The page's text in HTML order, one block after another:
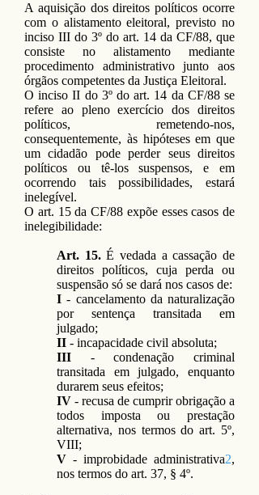
A aquisição dos direitos políticos ocorre
com o alistamento eleitoral, previsto no
inciso III do 3º do art. 14 da CF/88, que
consiste no alistamento mediante
procedimento administrativo junto aos
órgãos competentes da Justiça Eleitoral.
O inciso II do 3º do art. 14 da CF/88 se
refere ao pleno exercício dos direitos
políticos, remetendo-nos,
consequentemente, às hipóteses em que
um cidadão pode perder seus direitos
políticos ou tê-los suspensos, e em
ocorrendo tais possibilidades, estará
inelegível.
O art. 15 da CF/88 expõe esses casos de
inelegibilidade:
Art. 15.É vedada a cassação de
direitos políticos, cuja perda ou
suspensão só se dará nos casos de:
I- cancelamento da naturalização
por sentença transitada em
julgado;
II - incapacidade civil absoluta;
III - condenação criminal
transitada em julgado, enquanto
durarem seus efeitos;
IV - recusa de cumprir obrigação a
todos imposta ou prestação
alternativa, nos termos do art. 5º,
VIII;
V - improbidade administrativa2,
nos termos do art. 37, § 4º.